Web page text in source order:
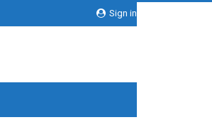
Sign in